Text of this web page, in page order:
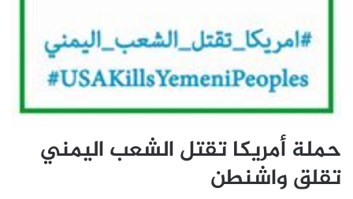
حملة أمريكا تقتل الشعب اليمني
تقلق واشنطن